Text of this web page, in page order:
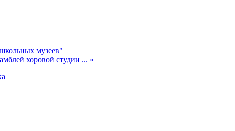
музеев"
хоровой студии ... »